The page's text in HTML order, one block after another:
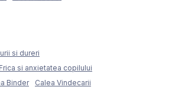
si dureri
Frica si anxietatea copilului
Binder Calea Vindecarii